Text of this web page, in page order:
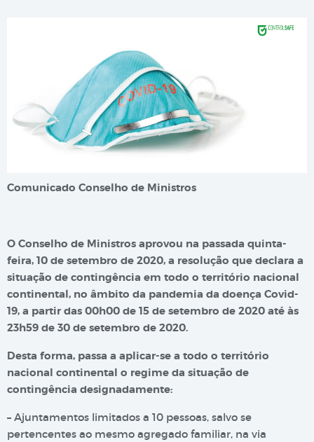
Comunicado Conselho de Ministros
O Conselho de Ministros aprovou na passada quinta-
feira, 10 de setembro de 2020, a resolução que declara a
situação de contingência em todo o território nacional
continental, no âmbito da pandemia da doença Covid-
19, a partir das 00h00 de 15 de setembro de 2020 até às
23h59 de 30 de setembro de 2020.
Desta forma, passa a aplicar-se a todo o território
nacional continental o regime da situação de
contingência designadamente:
– Ajuntamentos limitados a 10 pessoas, salvo se
pertencentes ao mesmo agregado familiar, na via